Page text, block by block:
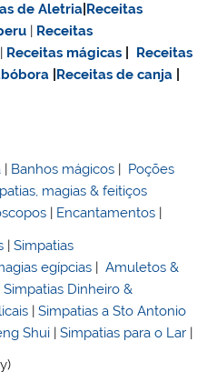
de Aletria Receitas
| Receitas
| Receitas mágicas
Receitas
Receitas de canja
Banhos mágicos
Poções
magias & feitiços
Encantamentos
|Simpatias
egípcias |Amuletos &
Simpatias Dinheiro &
|Simpatias a Sto Antonio
Shui |Simpatias para o Lar |